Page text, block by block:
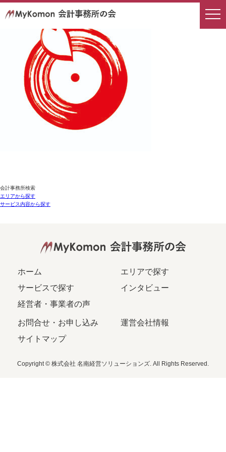
会計事務所検索
エリアから探す
サービス内容から探す
ホーム
エリアで探す
サービスで探す
インタビュー
経営者・事業者の声
お問合せ・お申し込み
運営会社情報
サイトマップ
Copyright © 株式会社 名南経営ソリューションズ. All Rights Reserved.